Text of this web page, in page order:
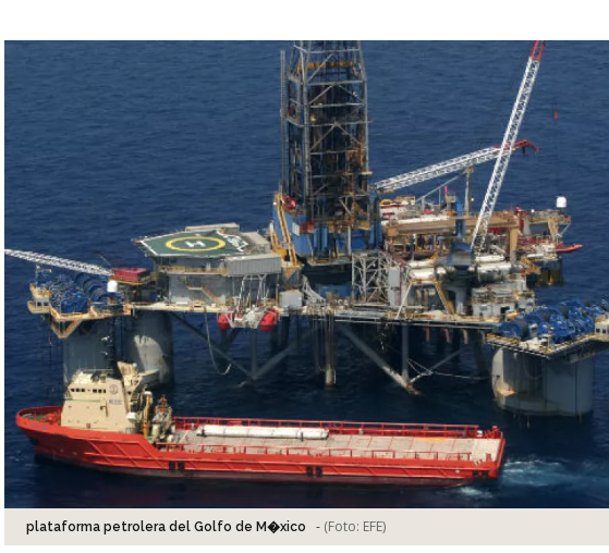
plataforma petrolera del Golfo de M�xico - (Foto: EFE)